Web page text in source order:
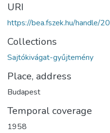
URI
https://bea.fszek.hu/handle/
Collections
Sajtókivágat-gyűjtemény
Place, address
Budapest
Temporal coverage
1958